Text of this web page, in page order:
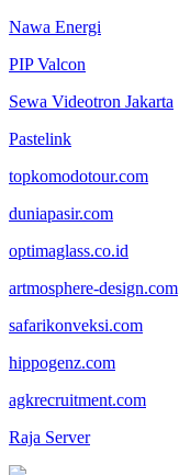
Nawa Energi
PIP Valcon
Sewa Videotron Jakarta
Pastelink
topkomodotour.com
duniapasir.com
optimaglass.co.id
artmosphere-design.com
safarikonveksi.com
hippogenz.com
agkrecruitment.com
Raja Server